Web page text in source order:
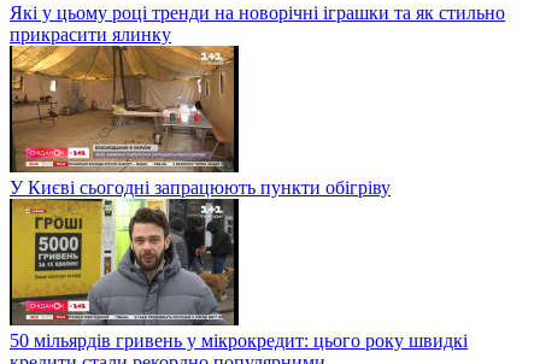
Які у цьому році тренди на новорічні іграшки та як стильно
прикрасити ялинку
У Києві сьогодні запрацюють пункти обігріву
50 мільярдів гривень у мікрокредит: цього року швидкі